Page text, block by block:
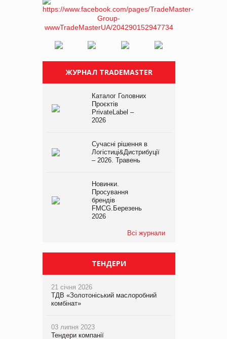
ЖУРНАЛ TRADEMASTER
Каталог Головних
Проєктів
PrivateLabel –
2026
Сучасні рішення в
Логістиці&Дистрибуції
– 2026. Травень
Новинки.
Просування
брендів
FMCG.Березень
2026
Всі журнали
ТЕНДЕРИ
21 січня 2026
ТДВ «Золотоніський маслоробний
комбінат»
03 липня 2023
Тендери компанії